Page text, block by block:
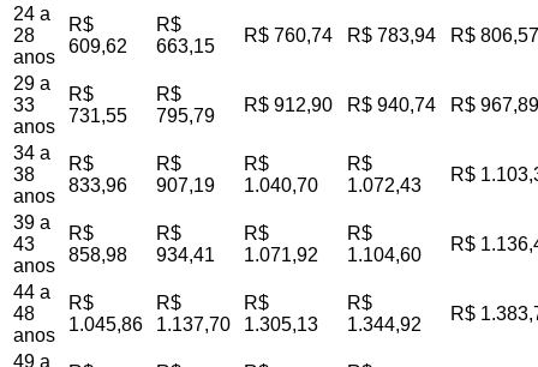
24 a
28
anos
R$
609,62
R$
663,15
R$ 760,74 R$ 783,94 R$ 806,57
29 a
33
anos
R$
731,55
R$
795,79
R$ 912,90 R$ 940,74 R$ 967,89
34 a
38
anos
R$
833,96
R$
907,19
R$
1.040,70
R$
1.072,43
R$
39 a
43
anos
R$
858,98
R$
934,41
R$
1.071,92
R$
1.104,60
R$
44 a
48
anos
R$
1.045,86
R$
1.137,70
R$
1.305,13
R$
1.344,92
R$
49 a